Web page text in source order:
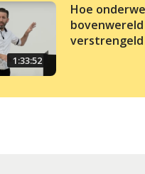
1:33:52
Hoe
bovenwereld
verstrengeld